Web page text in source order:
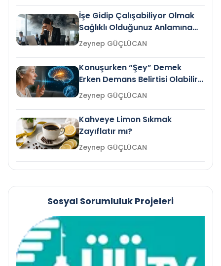
İşe Gidip Çalışabiliyor Olmak
Sağlıklı Olduğunuz Anlamına
Gelir mi?Zeynep GÜÇLÜCAN
Konuşurken “Şey” Demek
Erken Demans Belirtisi Olabilir
mi?
Zeynep GÜÇLÜCAN
Kahveye Limon Sıkmak
Zayıflatır mı?
Zeynep GÜÇLÜCAN
Sosyal Sorumluluk Projeleri